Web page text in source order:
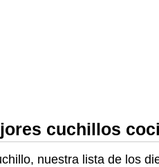
cuchillos
nuestra lista de los